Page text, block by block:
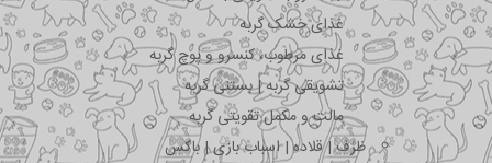
غذای خشک گربه
غذای مرطوب، کنسرو و پوچ گربه
تشویقی گربه | بستنی گربه
مالت و مکمل تقویتی گربه
ظرف | قلاده | اسباب بازی | باکس